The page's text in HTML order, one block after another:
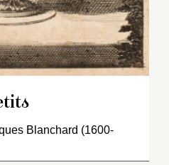
Blanchard (1600-